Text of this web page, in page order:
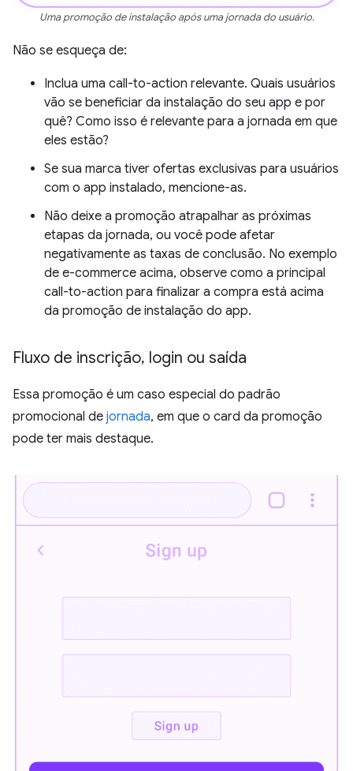
Uma promoção de instalação após uma jornada do usuário.
Não se esqueça de:
Inclua uma call-to-action relevante. Quais usuários
vão se beneficiar da instalação do seu app e por
quê? Como isso é relevante para a jornada em que
eles estão?
Se sua marca tiver ofertas exclusivas para usuários
com o app instalado, mencione-as.
Não deixe a promoção atrapalhar as próximas
etapas da jornada, ou você pode afetar
negativamente as taxas de conclusão. No exemplo
de e-commerce acima, observe como a principal
call-to-action para finalizar a compra está acima
da promoção de instalação do app.
Fluxo de inscrição, login ou saída
Essa promoção é um caso especial do padrão
promocional de jornada, em que o card da promoção
pode ter mais destaque.